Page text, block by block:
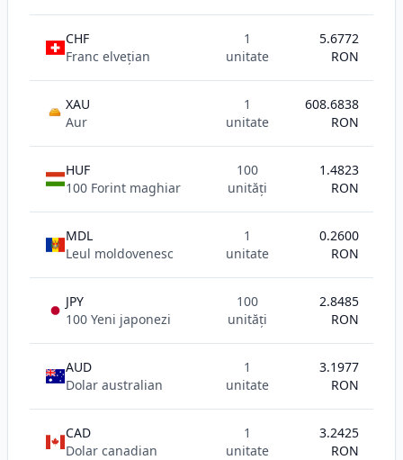
CHF
Franc elvețian
1
unitate
5.6772
RON
AU
XAU
Aur
1
unitate
608.6838
RON
HUF
100 Forint maghiar
100
unități
1.4823
RON
MDL
Leul moldovenesc
1
unitate
0.2600
RON
JPY
100 Yeni japonezi
100
unități
2.8485
RON
AUD
Dolar australian
1
unitate
3.1977
RON
CAD
Dolar canadian
1
unitate
3.2425
RON